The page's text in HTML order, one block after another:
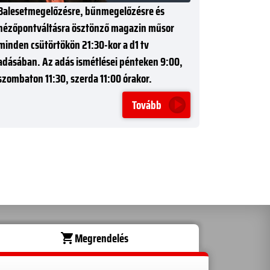
bűnmegelőzésre és
ösztönző magazin műsor
csütörtökön 21:30-kor a d1 tv
Az adás ismétlései pénteken 9:00,
11:30, szerda 11:00 órakor.
Tovább
shopping_cartMegrendelés